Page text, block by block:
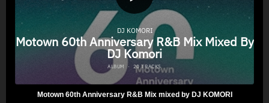
Motown 60th Anniversary R&B Mix mixed by DJ KOMORI